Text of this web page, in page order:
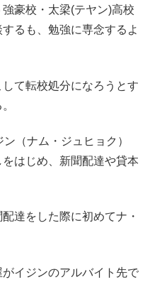
豪校・太梁(テヤン)高校
るも、勉強に専念するよ
て転校処分になろうとす
（ナム・ジュヒョク）
はじめ、新聞配達や貸本
達をした際に初めてナ・
イジンのアルバイト先で